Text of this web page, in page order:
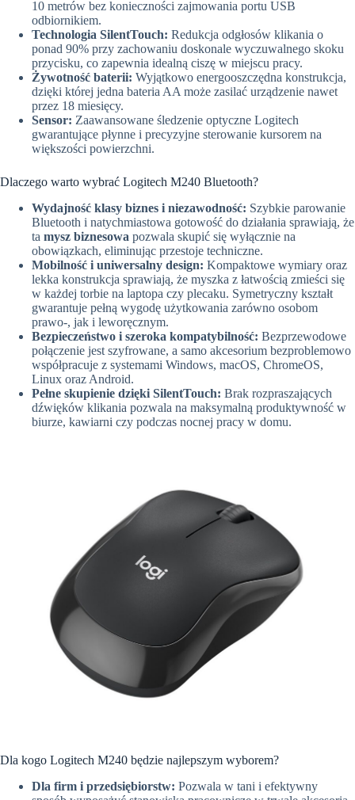
10 metrów bez konieczności zajmowania portu USB
odbiornikiem.
Technologia SilentTouch: Redukcja odgłosów klikania o
ponad 90% przy zachowaniu doskonale wyczuwalnego skoku
przycisku, co zapewnia idealną ciszę w miejscu pracy.
Żywotność baterii: Wyjątkowo energooszczędna konstrukcja,
dzięki której jedna bateria AA może zasilać urządzenie nawet
przez 18 miesięcy.
Sensor: Zaawansowane śledzenie optyczne Logitech
gwarantujące płynne i precyzyjne sterowanie kursorem na
większości powierzchni.
Dlaczego warto wybrać Logitech M240 Bluetooth?
Wydajność klasy biznes i niezawodność: Szybkie parowanie
Bluetooth i natychmiastowa gotowość do działania sprawiają, że
ta mysz biznesowa pozwala skupić się wyłącznie na
obowiązkach, eliminując przestoje techniczne.
Mobilność i uniwersalny design: Kompaktowe wymiary oraz
lekka konstrukcja sprawiają, że myszka z łatwością zmieści się
w każdej torbie na laptopa czy plecaku. Symetryczny kształt
gwarantuje pełną wygodę użytkowania zarówno osobom
prawo-, jak i leworęcznym.
Bezpieczeństwo i szeroka kompatybilność: Bezprzewodowe
połączenie jest szyfrowane, a samo akcesorium bezproblemowo
współpracuje z systemami Windows, macOS, ChromeOS,
Linux oraz Android.
Pełne skupienie dzięki SilentTouch: Brak rozpraszających
dźwięków klikania pozwala na maksymalną produktywność w
biurze, kawiarni czy podczas nocnej pracy w domu.
Dla kogo Logitech M240 będzie najlepszym wyborem?
Dla firm i przedsiębiorstw: Pozwala w tani i efektywny